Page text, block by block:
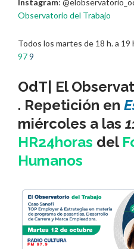
Instagram:
Observatorio del Trabajo
Todos los martes de 18 h. a
979
OdT| El
. Repetición en
miércoles a las
HR24horas del
Humanos